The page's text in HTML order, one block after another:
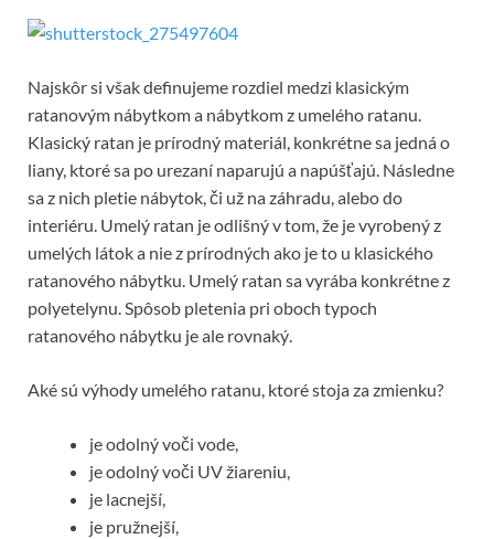
Najskôr si však definujeme rozdiel medzi klasickým
ratanovým nábytkom a nábytkom z umelého ratanu.
Klasický ratan je prírodný materiál, konkrétne sa jedná o
liany, ktoré sa po urezaní naparujú a napúšťajú. Následne
sa z nich pletie nábytok, či už na záhradu, alebo do
interiéru. Umelý ratan je odlišný v tom, že je vyrobený z
umelých látok a nie z prírodných ako je to u klasického
ratanového nábytku. Umelý ratan sa vyrába konkrétne z
polyetelynu. Spôsob pletenia pri oboch typoch
ratanového nábytku je ale rovnaký.
Aké sú výhody umelého ratanu, ktoré stoja za zmienku?
je odolný voči vode,
je odolný voči UV žiareniu,
je lacnejší,
je pružnejší,